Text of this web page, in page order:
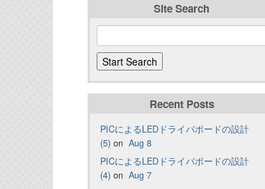
Site Search
Recent Posts
PICによるLEDドライバボードの設計
(5) on Aug 8
PICによるLEDドライバボードの設計
(4) on Aug 7